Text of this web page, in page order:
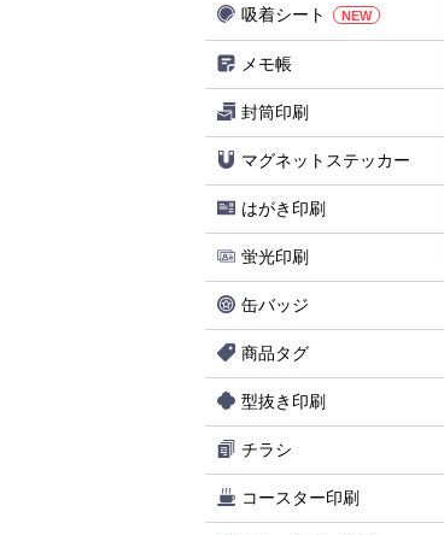
吸着シート NEW
メモ帳
封筒印刷
マグネットステッカー
はがき印刷
蛍光印刷
缶バッジ
商品タグ
型抜き印刷
チラシ
コースター印刷